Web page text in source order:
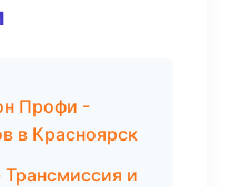
Профи -
в Красноярск
Трансмиссия и